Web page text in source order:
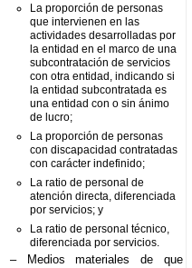
La proporción de personas
que intervienen en las
actividades desarrolladas por
la entidad en el marco de una
subcontratación de servicios
con otra entidad, indicando si
la entidad subcontratada es
una entidad con o sin ánimo
de lucro;
La proporción de personas
con discapacidad contratadas
con carácter indefinido;
La ratio de personal de
atención directa, diferenciada
por servicios; y
La ratio de personal técnico,
diferenciada por servicios.
– Medios materiales de que